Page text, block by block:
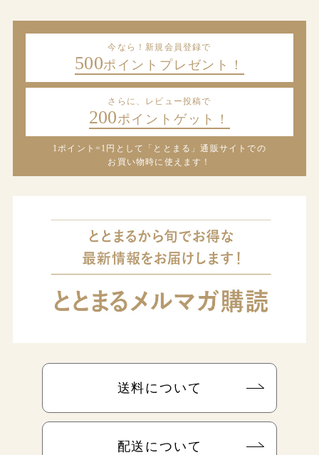
今なら！新規会員登録で
500ポイントプレゼント！
さらに、レビュー投稿で
200ポイントゲット！
1ポイント=1円として「ととまる」通販サイトでの
お買い物時に使えます！
送料について
配送について